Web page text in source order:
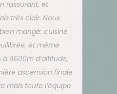
rassurant, et
très clair. Nous
mangé: cuisine
et même
4600m d’altitude,
ascension finale
mais toute l’équipe